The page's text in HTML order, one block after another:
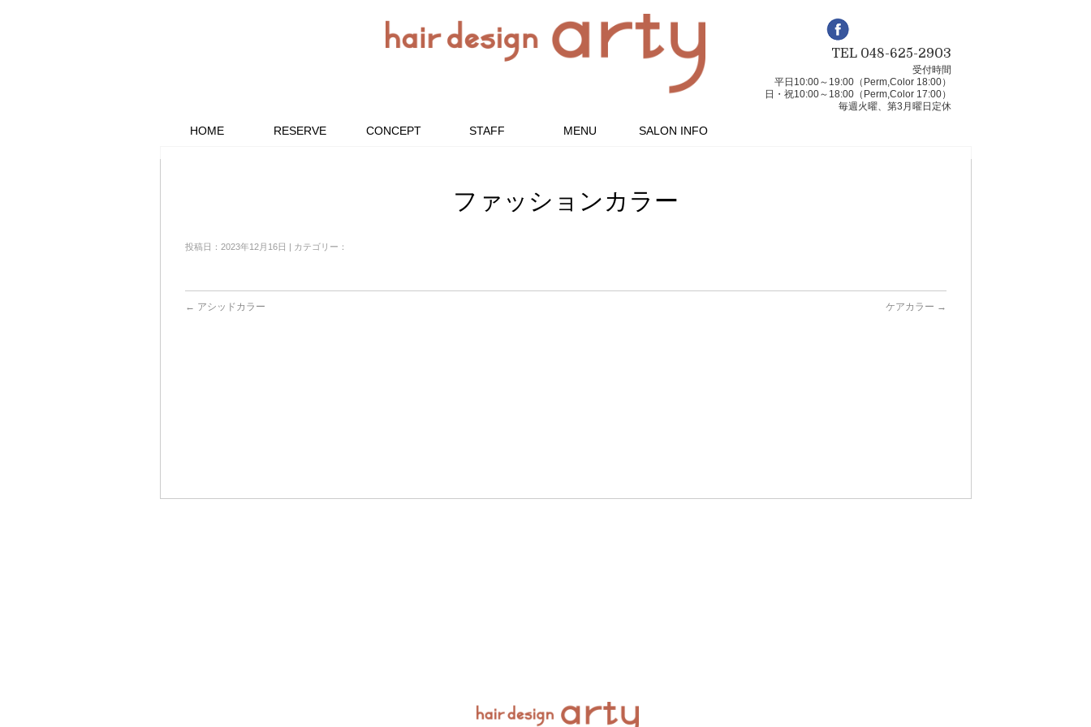
HOME RESERVE CONCEPT STAFF MENU SALON INFO
TEL 048-625-2903
受付時間
平日10:00～19:00（Perm,Color 18:00）
日・祝10:00～18:00（Perm,Color 17:00）
毎週火曜、第3月曜日定休
ファッションカラー
投稿日：2023年12月16日 | カテゴリー：
← アシッドカラー ケアカラー →